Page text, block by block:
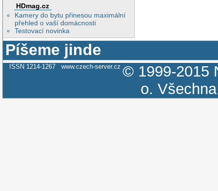
HDmag.cz
Kamery do bytu přinesou maximální
přehled o vaší domácnosti
Testovací novinka
Píšeme jinde
ISSN 1214-1267 www.czech-server.cz © 1999-2015
o.